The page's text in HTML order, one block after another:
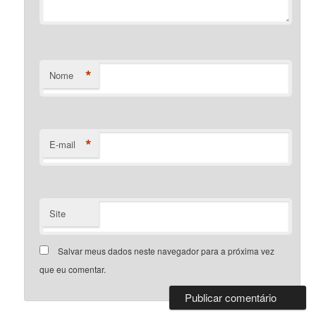
Nome *
E-mail *
Site
Salvar meus dados neste navegador para a próxima vez
que eu comentar.